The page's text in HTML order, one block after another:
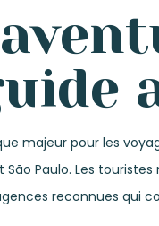
majeur pour les
Paulo. Les
reconnues qui